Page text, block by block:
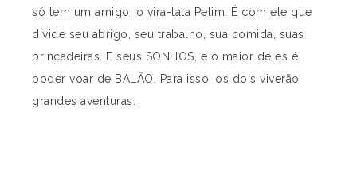
só tem um amigo, o vira-lata Pelim. É com ele que
divide seu abrigo, seu trabalho, sua comida, suas
brincadeiras. E seus SONHOS, e o maior deles é
poder voar de BALÃO. Para isso, os dois viverão
grandes aventuras.